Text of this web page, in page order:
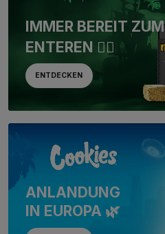
IMMER BEREIT ZUM
ENTEREN 🏴‍☠️
ENTDECKEN
ANLANDUNG
IN EUROPA 🌿